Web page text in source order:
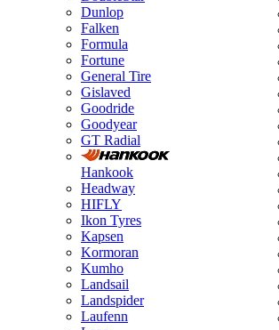
Dunlop
Falken
Formula
Fortune
General Tire
Gislaved
Goodride
Goodyear
GT Radial
Hankook
Headway
HIFLY
Ikon Tyres
Kapsen
Kormoran
Kumho
Landsail
Landspider
Laufenn